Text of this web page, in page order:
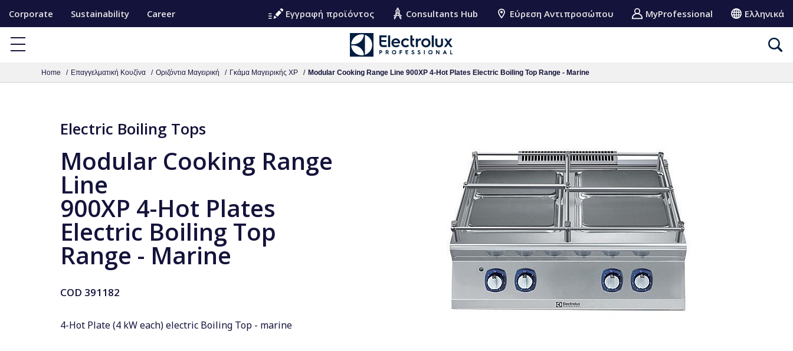
k
Corporate Sustainability Career Εγγραφή προϊόντος Consultants Hub Εύρεση Αντιπροσώπου MyProfessional Ελληνικά
Home Επαγγελματική Κουζίνα Οριζόντια Μαγειρική Γκάμα Μαγειρικής XP Modular Cooking Range Line 900XP 4-Hot Plates Electric Boiling Top Range - Marine
Electric Boiling Tops
Modular Cooking Range
Line
900XP 4-Hot Plates
Electric Boiling Top
Range - Marine
COD 391182
4-Hot Plate (4 kW each) electric Boiling Top - marine